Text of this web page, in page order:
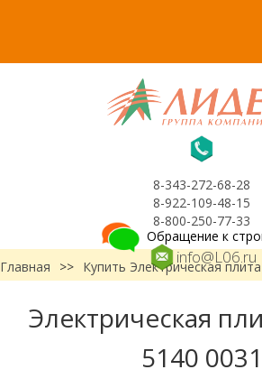
8-343-272-68-28
8-922-109-48-15
8-800-250-77-33
info@L06.ru
Обращение к
Главная
>> Купить Электрическая
Электрическая
5140 0031